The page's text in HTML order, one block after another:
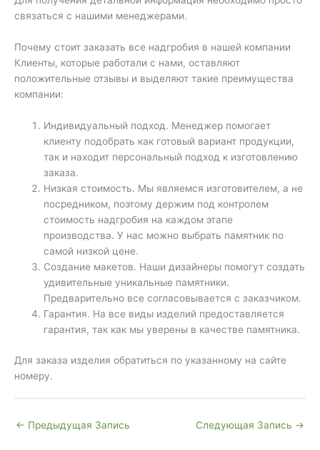
связаться с нашими менеджерами.
Почему стоит заказать все надгробия в нашей компании
Клиенты, которые работали с нами, оставляют
положительные отзывы и выделяют такие преимущества
компании:
Индивидуальный подход. Менеджер помогает
клиенту подобрать как готовый вариант продукции,
так и находит персональный подход к изготовлению
заказа.
Низкая стоимость. Мы являемся изготовителем, а не
посредником, поэтому держим под контролем
стоимость надгробия на каждом этапе
производства. У нас можно выбрать памятник по
самой низкой цене.
Создание макетов. Наши дизайнеры помогут создать
удивительные уникальные памятники.
Предварительно все согласовывается с заказчиком.
Гарантия. На все виды изделий предоставляется
гарантия, так как мы уверены в качестве памятника.
Для заказа изделия обратиться по указанному на сайте
номеру.
← Предыдущая Запись Следующая Запись →